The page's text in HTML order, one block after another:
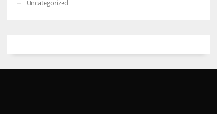
Uncategorized